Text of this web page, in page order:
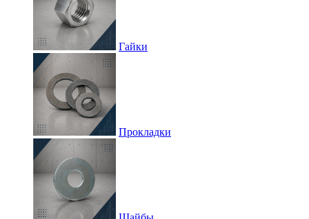
Гайки
Прокладки